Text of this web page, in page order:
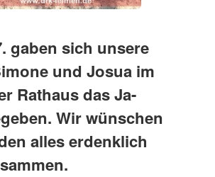
gaben sich unsere
und Josua im
Rathaus das Ja-
Wir wünschen
alles erdenklich